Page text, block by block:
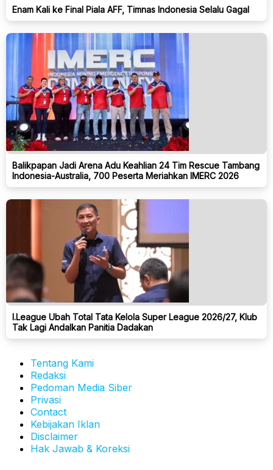
Enam Kali ke Final Piala AFF, Timnas Indonesia Selalu Gagal
Balikpapan Jadi Arena Adu Keahlian 24 Tim Rescue Tambang
Indonesia-Australia, 700 Peserta Meriahkan IMERC 2026
I.League Ubah Total Tata Kelola Super League 2026/27, Klub
Tak Lagi Andalkan Panitia Dadakan
Tentang Kami
Redaksi
Pedoman Media Siber
Privasi
Contact
Kebijakan Iklan
Disclaimer
Hak Jawab & Koreksi